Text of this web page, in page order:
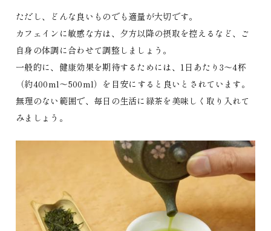
ただし、どんな良いものでも適量が大切です。
カフェインに敏感な方は、夕方以降の摂取を控えるなど、ご
自身の体調に合わせて調整しましょう。
一般的に、健康効果を期待するためには、1日あたり3〜4杯
（約400ml〜500ml）を目安にすると良いとされています。
無理のない範囲で、毎日の生活に緑茶を美味しく取り入れて
みましょう。